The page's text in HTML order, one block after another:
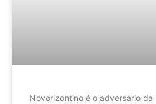
Novorizontino é o adversário da